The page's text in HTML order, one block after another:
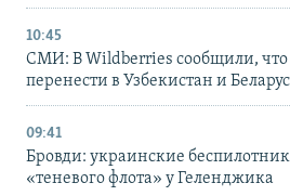
10:45
СМИ: В Wildberries сообщили, что
перенести в Узбекистан и
09:41
Бровди: украинские
«теневого флота» у Геленджика